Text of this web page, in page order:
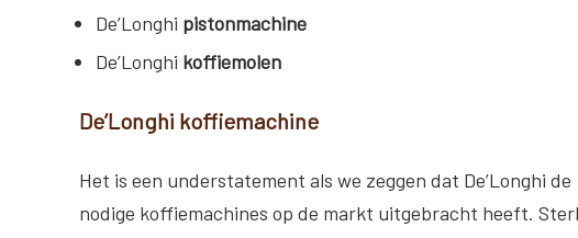
De’Longhi pistonmachine
De’Longhi koffiemolen
De’Longhi koffiemachine
Het is een understatement als we zeggen dat De’Longhi de
nodige koffiemachines op de markt uitgebracht heeft.